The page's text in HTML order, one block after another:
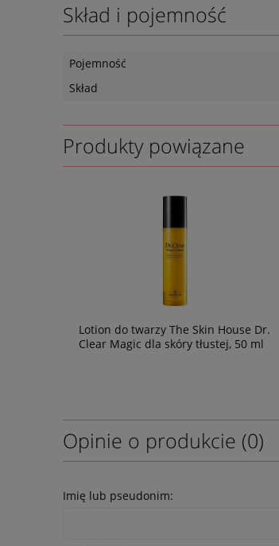
Skład i pojemność
Pojemność
Skład
Produkty powiązane
Lotion do twarzy The Skin House Dr.
Clear Magic dla skóry tłustej, 50 ml
Opinie o produkcie (0)
Imię lub pseudonim: